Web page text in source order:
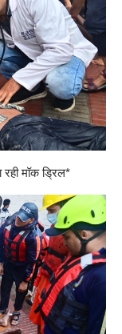
रही मॉक ड्रिल*